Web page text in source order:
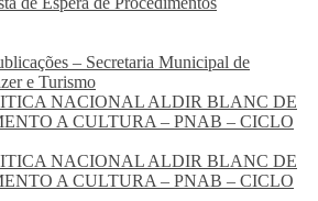
– Secretaria Municipal de
e Turismo
NACIONAL ALDIR BLANC DE
A CULTURA – PNAB – CICLO
NACIONAL ALDIR BLANC DE
A CULTURA – PNAB – CICLO